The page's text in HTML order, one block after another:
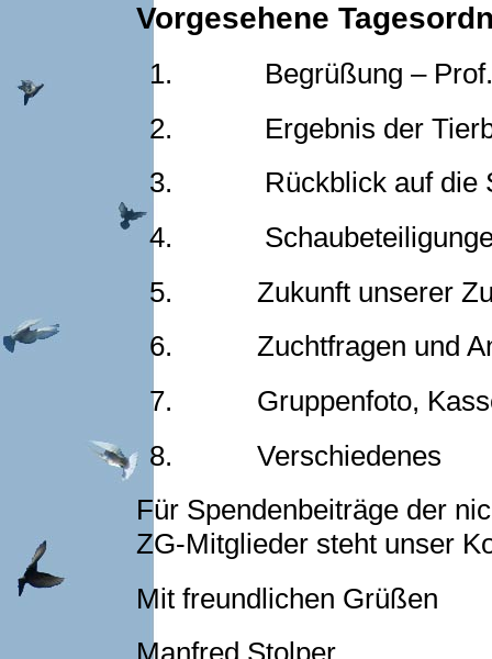
Vorgesehene
1.
Begrüßung –
2.
Ergebnis der
3.
Rückblick auf die
4.
5.
Zukunft unserer
6.
Zuchtfragen und
7.
Gruppenfoto,
8.
Verschiedenes
Für Spendenbeiträge der
ZG-Mitglieder steht unser
Mit freundlichen Grüßen